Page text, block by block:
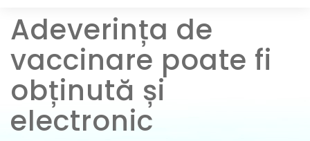
Adeverința de
vaccinare poate fi
obținută și
electronic